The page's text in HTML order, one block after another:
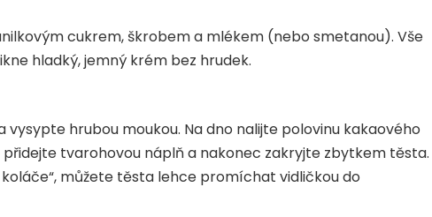
cukrem, škrobem a mlékem (nebo smetanou). Vše
hladký, jemný krém bez hrudek.
hrubou moukou. Na dno nalijte polovinu kakaového
tvarohovou náplň a nakonec zakryjte zbytkem těsta.
můžete těsta lehce promíchat vidličkou do